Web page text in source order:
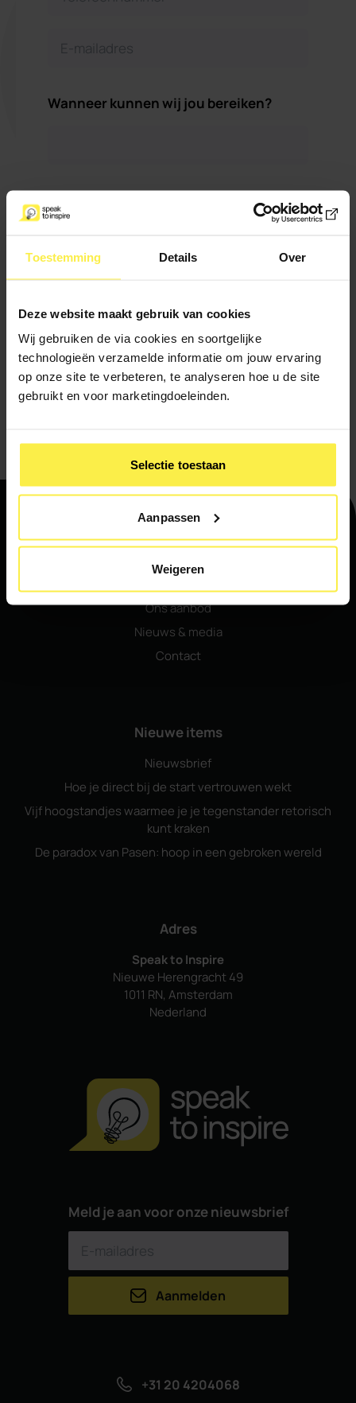
Toestemming Details Over
Deze website maakt gebruik van cookies
Wij gebruiken de via cookies en soortgelijke
technologieën verzamelde informatie om jouw ervaring
op onze site te verbeteren, te analyseren hoe u de site
gebruikt en voor marketingdoeleinden.
Selectie toestaan
Aanpassen
Weigeren
Wanneer kunnen wij jou bereiken?
kwijt?
Ik meld me aan voor de nieuwsbrief
Navigatie
Ons aanbod
Nieuws & media
Contact
Nieuwe items
Nieuwsbrief
Hoe je direct bij de start vertrouwen wekt
Vijf hoogstandjes waarmee je je tegenstander retorisch
kunt kraken
De paradox van Pasen: hoop in een gebroken wereld
Adres
Speak to Inspire
Nieuwe Herengracht 49
1011 RN, Amsterdam
Nederland
Meld je aan voor onze nieuwsbrief
Aanmelden
+31 20 4204068